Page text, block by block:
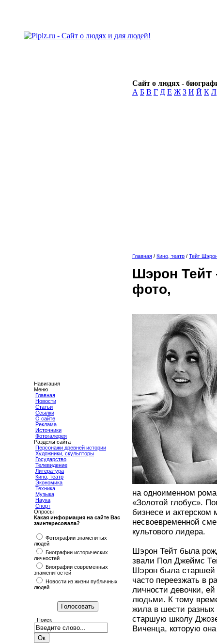
Сайт о людях -
А Б В Г Д Е Ж З И Й К Л
Навигация
Меню
Главная
Новости
Статьи
Ссылки
О сайте
Реклама
Источники
Фотогалерея
Разделы сайта
Персонажи древней истории
Художники, скульпторы
Государство
Телевидение
Литература
Кино, театр
Экономика
Техника
Музыка
Наука
Спорт
Опросы
Какая информация на сайте Вас
заинтересовала?
Фотографии знаменитых
людей
Биографии исторических
личностей
Биографии современных
знаменитостей
Новости из жизни публичных
людей
Поиск
Главная / Кино, театр / Тейт
Шэрон Тейт
фото,
на одноименном
«Золотой глобус».
бизнесе и актерском
несвоевременной
культового лидера.
Шэрон Тейт была
звали Пол Джеймс
Шэрон была старшей
часто переезжать в
личности девочки,
людьми. К тому
жила в шести разных
старшую школу
Виченца, которую